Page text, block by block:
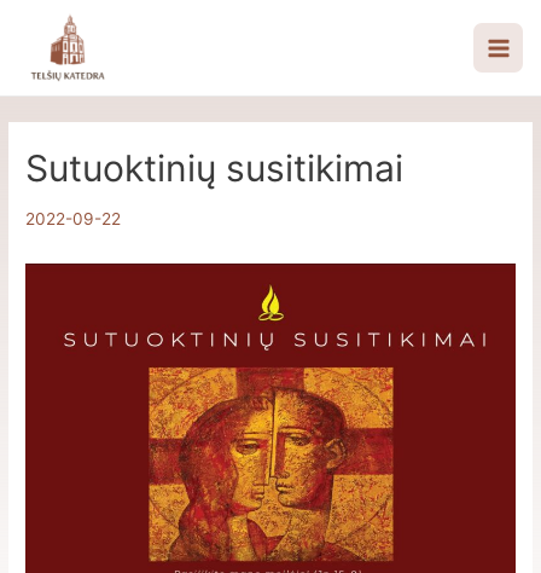
turinio
Main
Sutuoktinių susitikimai
2022-09-22